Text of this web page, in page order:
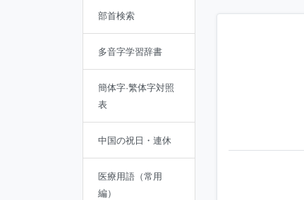
部首検索
多音字学習辞書
簡体字·繁体字対照
表
中国の祝日・連休
医療用語（常用
編）